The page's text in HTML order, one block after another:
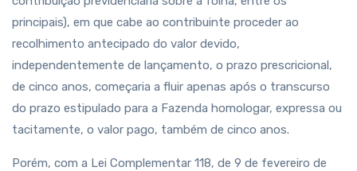
principais), em que cabe ao contribuinte proceder ao
recolhimento antecipado do valor devido,
independentemente de lançamento, o prazo prescricional,
de cinco anos, começaria a fluir apenas após o transcurso
do prazo estipulado para a Fazenda homologar, expressa ou
tacitamente, o valor pago, também de cinco anos.
Porém, com a Lei Complementar 118, de 9 de fevereiro de